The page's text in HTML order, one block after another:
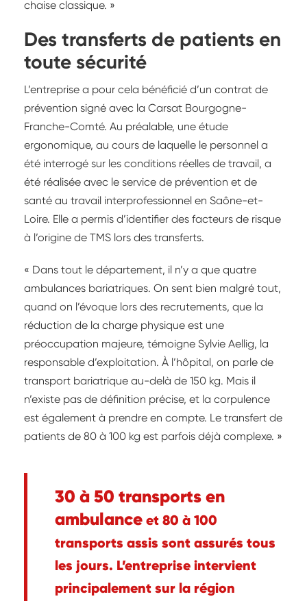
chaise classique. »
Des transferts de patients en
toute sécurité
L’entreprise a pour cela bénéficié d’un contrat de
prévention signé avec la Carsat Bourgogne-
Franche-Comté. Au préalable, une étude
ergonomique, au cours de laquelle le personnel a
été interrogé sur les conditions réelles de travail, a
été réalisée avec le service de prévention et de
santé au travail interprofessionnel en Saône-et-
Loire. Elle a permis d’identifier des facteurs de risque
à l’origine de TMS lors des transferts.
« Dans tout le département, il n’y a que quatre
ambulances bariatriques. On sent bien malgré tout,
quand on l’évoque lors des recrutements, que la
réduction de la charge physique est une
préoccupation majeure, témoigne Sylvie Aellig, la
responsable d’exploitation. À l’hôpital, on parle de
transport bariatrique au-delà de 150 kg. Mais il
n’existe pas de définition précise, et la corpulence
est également à prendre en compte. Le transfert de
patients de 80 à 100 kg est parfois déjà complexe. »
30 à 50 transports en
ambulance et 80 à 100
transports assis sont assurés tous
les jours. L’entreprise intervient
principalement sur la région